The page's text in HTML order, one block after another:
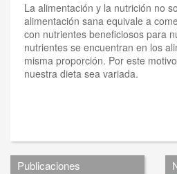
La alimentación y la nutrición no
alimentación sana equivale a
con nutrientes beneficiosos para
nutrientes se encuentran en los
misma proporción. Por este
nuestra dieta sea variada.
Publicaciones